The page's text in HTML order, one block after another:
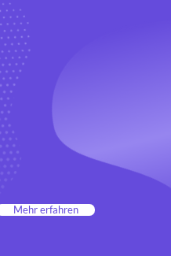
Mehr erfahren